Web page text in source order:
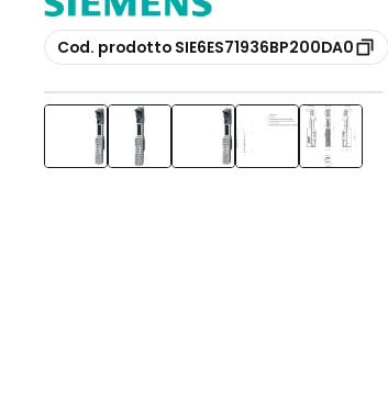
copia
Cod. prodotto SIE6ES71936BP200DA0